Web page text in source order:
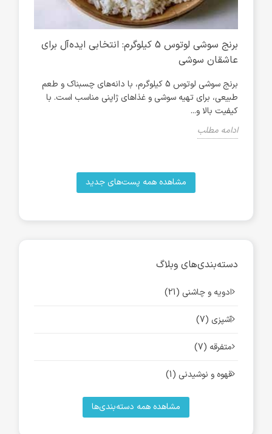
برنج سوشی لوتوس 5 کیلوگرم: انتخابی ایده‌آل برای
عاشقان سوشی
برنج سوشی لوتوس 5 کیلوگرم، با دانه‌های چسبناک و طعم
طبیعی، برای تهیه سوشی و غذاهای ژاپنی مناسب است. با
کیفیت بالا و...
ادامه مطلب
مشاهده همه پست‌های جدید
دسته‌بندی‌های وبلاگ
ادویه و چاشنی (21)
آشپزی (7)
متفرقه (7)
قهوه و نوشیدنی (1)
مشاهده همه دسته‌بندی‌ها